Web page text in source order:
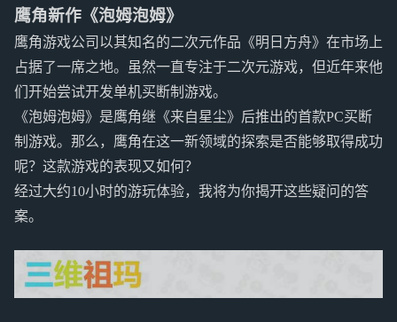
鹰角新作《泡姆泡姆》
鹰角游戏公司以其知名的二次元作品《明日方舟》在市场上
占据了一席之地。虽然一直专注于二次元游戏，但近年来他
们开始尝试开发单机买断制游戏。
《泡姆泡姆》是鹰角继《来自星尘》后推出的首款PC买断
制游戏。那么，鹰角在这一新领域的探索是否能够取得成功
呢？这款游戏的表现又如何？
经过大约10小时的游玩体验，我将为你揭开这些疑问的答
案。